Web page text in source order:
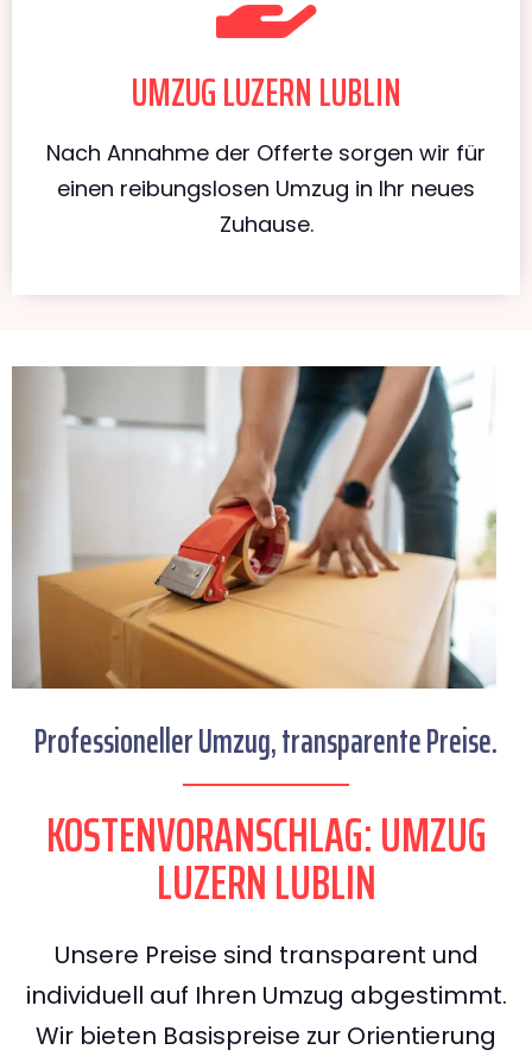
UMZUG LUZERN LUBLIN
Nach Annahme der Offerte sorgen wir für
einen reibungslosen Umzug in Ihr neues
Zuhause.
Professioneller Umzug, transparente Preise.
KOSTENVORANSCHLAG: UMZUG
LUZERN LUBLIN
Unsere Preise sind transparent und
individuell auf Ihren Umzug abgestimmt.
Wir bieten Basispreise zur Orientierung